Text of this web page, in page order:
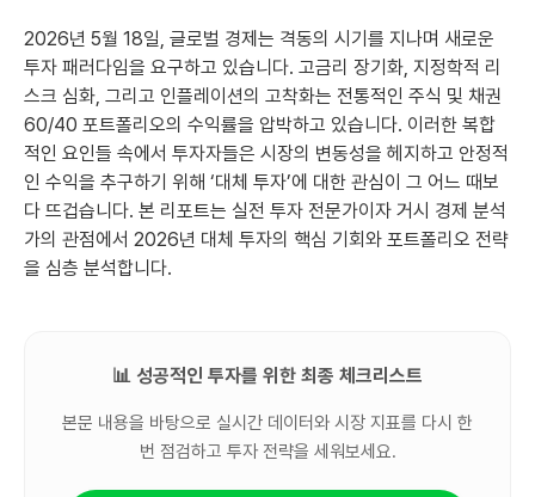
2026년 5월 18일, 글로벌 경제는 격동의 시기를 지나며 새로운
투자 패러다임을 요구하고 있습니다. 고금리 장기화, 지정학적 리
스크 심화, 그리고 인플레이션의 고착화는 전통적인 주식 및 채권
60/40 포트폴리오의 수익률을 압박하고 있습니다. 이러한 복합
적인 요인들 속에서 투자자들은 시장의 변동성을 헤지하고 안정적
인 수익을 추구하기 위해 ‘대체 투자’에 대한 관심이 그 어느 때보
다 뜨겁습니다. 본 리포트는 실전 투자 전문가이자 거시 경제 분석
가의 관점에서 2026년 대체 투자의 핵심 기회와 포트폴리오 전략
을 심층 분석합니다.
📊 성공적인 투자를 위한 최종 체크리스트
본문 내용을 바탕으로 실시간 데이터와 시장 지표를 다시 한
번 점검하고 투자 전략을 세워보세요.